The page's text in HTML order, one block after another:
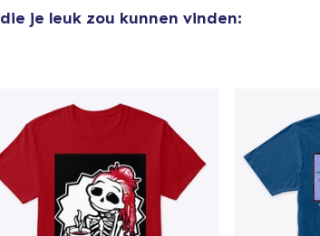
die je leuk zou kunnen vinden: